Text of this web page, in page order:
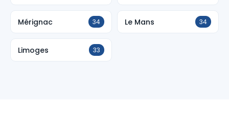
Mérignac 34 Le Mans 34
Limoges 33